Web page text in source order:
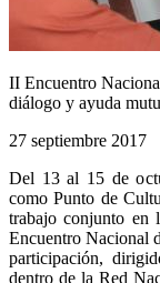
II Encuentro
diálogo y ayuda
27 septiembre 2017
Del 13 al 15 de
como Punto de
trabajo conjunto en
Encuentro Nacional
participación,
dentro de la Red